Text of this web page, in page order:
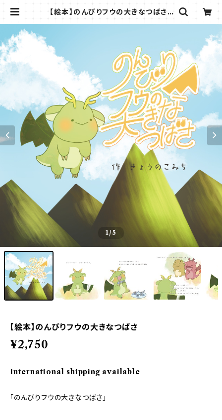
【絵本】のんびりフウの大きなつばさ |
1/5
【絵本】のんびりフウの大きなつばさ
¥2,750
International shipping available
「のんびりフウの大きなつばさ」